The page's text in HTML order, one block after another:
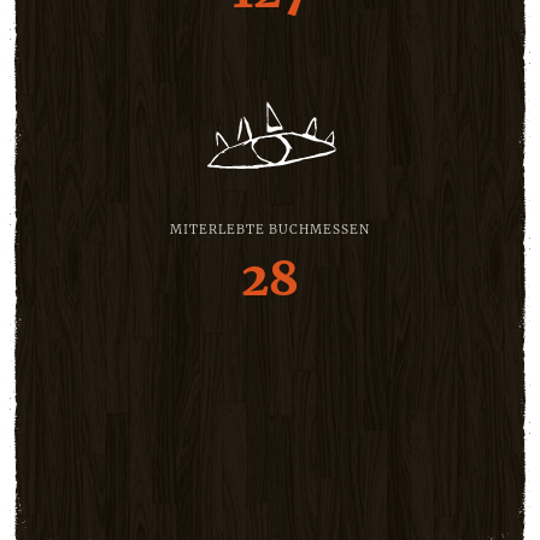
MITERLEBTE BUCHMESSEN
28